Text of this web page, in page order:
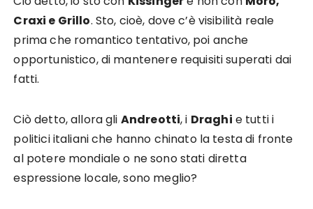
Craxi e Grillo. Sto, cioè, dove c’è visibilità reale
prima che romantico tentativo, poi anche
opportunistico, di mantenere requisiti superati dai
fatti.
Ciò detto, allora gli Andreotti, i Draghi e tutti i
politici italiani che hanno chinato la testa di fronte
al potere mondiale o ne sono stati diretta
espressione locale, sono meglio?